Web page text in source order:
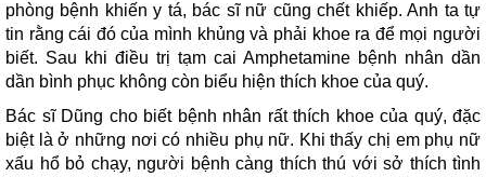
phòng bệnh khiến y tá, bác sĩ nữ cũng chết khiếp. Anh ta tự
tin rằng cái đó của mình khủng và phải khoe ra để mọi người
biết. Sau khi điều trị tạm cai Amphetamine bệnh nhân dần
dần bình phục không còn biểu hiện thích khoe của quý.
Bác sĩ Dũng cho biết bệnh nhân rất thích khoe của quý, đặc
biệt là ở những nơi có nhiều phụ nữ. Khi thấy chị em phụ nữ
xấu hổ bỏ chạy, người bệnh càng thích thú với sở thích tình